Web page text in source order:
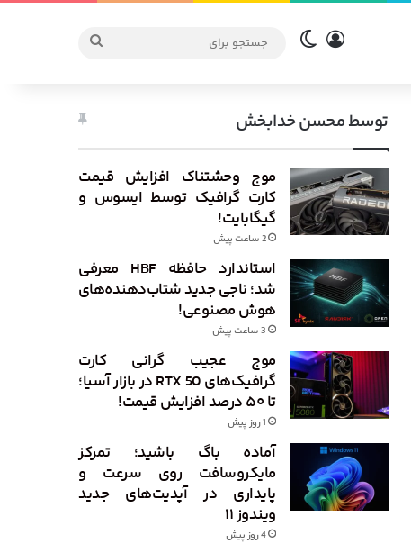
ورودتغییر پوسته
جستجو
توسط محسن خدابخش
موج وحشتناک افزایش قیمت
کارت گرافیک توسط ایسوس و
گیگابایت!
2 ساعت پیش
استاندارد حافظه HBF معرفی
شد؛ ناجی جدید شتاب‌دهنده‌های
هوش مصنوعی!
3 ساعت پیش
موج عجیب گرانی کارت
گرافیک‌های RTX 50 در بازار آسیا؛
تا ۵۰ درصد افزایش قیمت!
1 روز پیش
آماده باگ باشید؛ تمرکز
مایکروسافت روی سرعت و
پایداری در آپدیت‌های جدید
ویندوز ۱۱
4 روز پیش